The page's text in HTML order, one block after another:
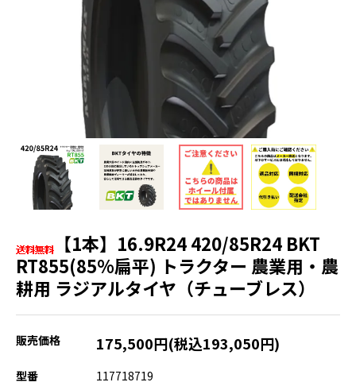
【1本】16.9R24 420/85R24 BKT
RT855(85%扁平) トラクター 農業用・農
耕用 ラジアルタイヤ（チューブレス）
販売価格 175,500円(税込193,050円)
型番 117718719